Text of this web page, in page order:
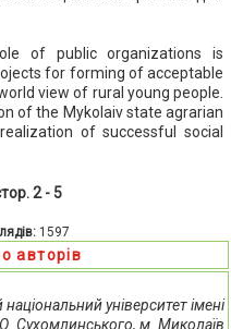
of public organizations is
for forming of acceptable
view of rural young people.
of the Mykolaiv state agrarian
of successful social
2 - 5
1597
авторів
університет імені
Сухомлинського, м. Миколаїв